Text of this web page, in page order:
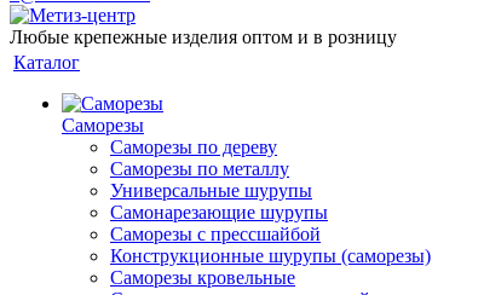
Любые крепежные изделия оптом и в розницу
Каталог
Саморезы
Саморезы по дереву
Саморезы по металлу
Универсальные шурупы
Самонарезающие шурупы
Саморезы с прессшайбой
Конструкционные шурупы (саморезы)
Саморезы кровельные